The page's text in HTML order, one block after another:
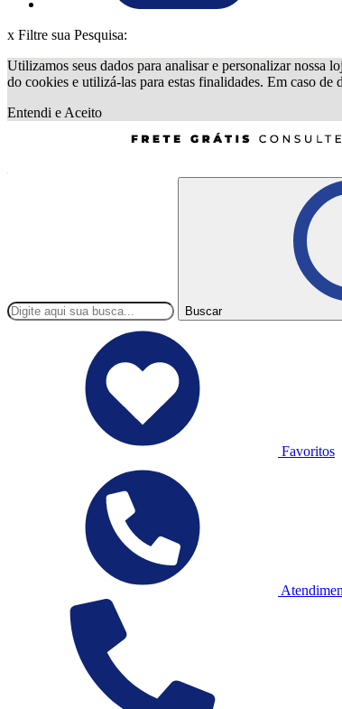
x Filtre sua Pesquisa:
Utilizamos seus dados para analisar e personalizar nossa
do cookies e utilizá-las para estas finalidades. Em caso de
Entendi e Aceito
Buscar
Favoritos